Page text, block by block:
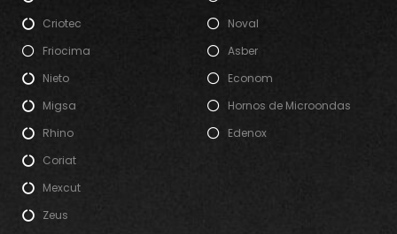
Criotec
Friocima
Nieto
Migsa
Rhino
Coriat
Mexcut
Zeus
Noval
Asber
Econom
Hornos de Microondas
Edenox